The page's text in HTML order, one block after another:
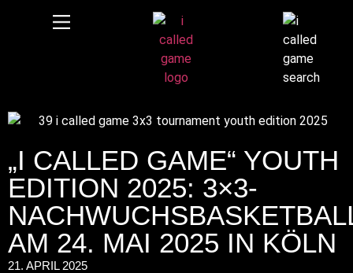
„I CALLED GAME“ YOUTH
EDITION 2025: 3×3-
AM 24. MAI 2025 IN KÖLN
21. APRIL 2025